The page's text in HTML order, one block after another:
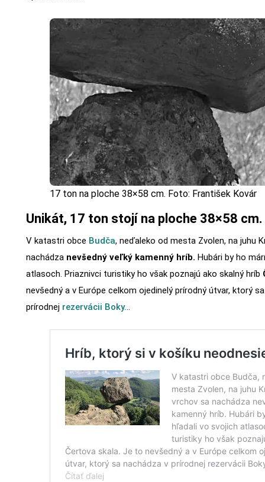
17 ton na ploche 38×58 cm. Foto: František Kovár
Unikát, 17 ton stojí na ploche 38×58 cm.
V katastri obce Budča, neďaleko od mesta Zvolen, na juhu
nachádza nevšedný veľký kamenný hríb. Hubári by ho
atlasoch. Priaznivci turistiky ho však poznajú ako skalný hríb
nevšedný a v Európe celkom ojedinelý prírodný útvar, ktorý
prírodnej rezervácii Boky.